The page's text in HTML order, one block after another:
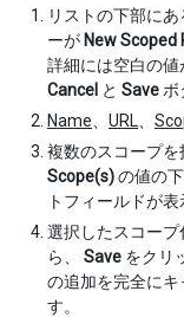
リストの下部にあ
ーが New Scoped
詳細には空白の値
Cancel と Save ボ
Name
URL
複数のスコープ
Scope(s)の値の
トフィールドが表
選択したスコー
ら、 Save をクリ
の追加を完全にキ
す。